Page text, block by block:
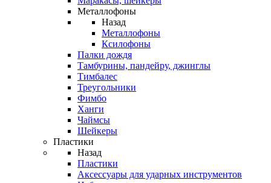
Металлофоны
Назад
Металлофоны
Ксилофоны
Палки дождя
Тамбурины, пандейру, джинглы
Тимбалес
Треугольники
Фимбо
Ханги
Чаймсы
Шейкеры
Пластики
Назад
Пластики
Аксессуары для ударных инструментов